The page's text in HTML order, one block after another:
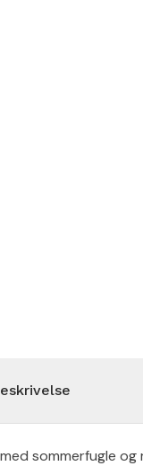
sommerfugle